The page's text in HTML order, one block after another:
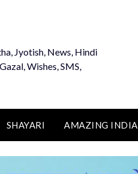
Jyotish, News, Hindi
Wishes, SMS,
SHAYARI AMAZING INDIA